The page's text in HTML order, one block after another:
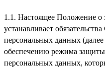
1.1. Настоящее Положение о
устанавливает
персональных данных
обеспечению режима
персональных данных,